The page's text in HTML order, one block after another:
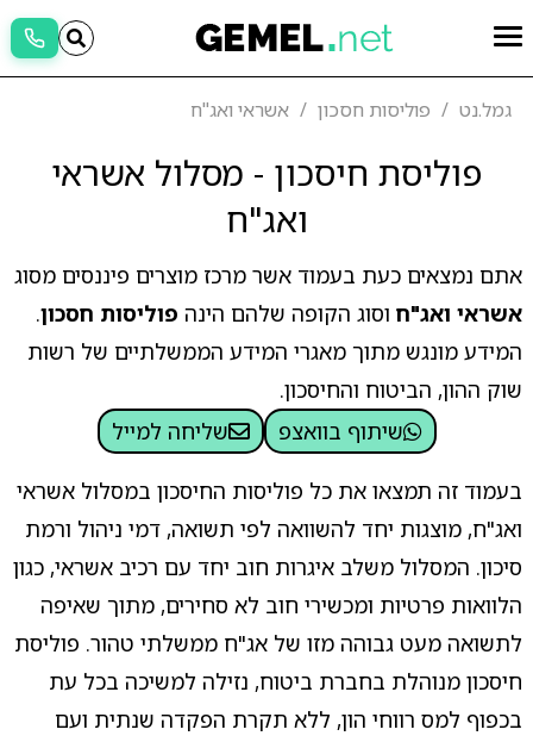
גמל.נט פוליסות חסכון אשראי ואג"ח
פוליסת חיסכון - מסלול אשראי
ואג"ח
אתם נמצאים כעת בעמוד אשר מרכז מוצרים פיננסים מסוג
אשראי ואג"חוסוג הקופה שלהם הינה פוליסות חסכון.
המידע מונגש מתוך מאגרי המידע הממשלתיים של רשות
שוק ההון, הביטוח והחיסכון.
שיתוף בוואצפ
שליחה למייל
בעמוד זה תמצאו את כל פוליסות החיסכון במסלול אשראי
ואג"ח, מוצגות יחד להשוואה לפי תשואה, דמי ניהול ורמת
סיכון. המסלול משלב איגרות חוב יחד עם רכיב אשראי, כגון
הלוואות פרטיות ומכשירי חוב לא סחירים, מתוך שאיפה
לתשואה מעט גבוהה מזו של אג"ח ממשלתי טהור. פוליסת
חיסכון מנוהלת בחברת ביטוח, נזילה למשיכה בכל עת
בכפוף למס רווחי הון, ללא תקרת הפקדה שנתית ועם